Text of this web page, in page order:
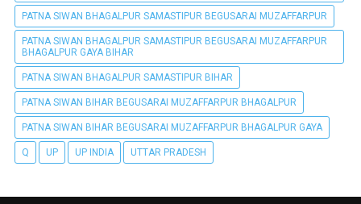
PATNA SIWAN BHAGALPUR SAMASTIPUR BEGUSARAI MUZAFFARPUR
PATNA SIWAN BHAGALPUR SAMASTIPUR BEGUSARAI MUZAFFARPUR
BHAGALPUR GAYA BIHAR
PATNA SIWAN BHAGALPUR SAMASTIPUR BIHAR
PATNA SIWAN BIHAR BEGUSARAI MUZAFFARPUR BHAGALPUR
PATNA SIWAN BIHAR BEGUSARAI MUZAFFARPUR BHAGALPUR GAYA
Q UP UP INDIA UTTAR PRADESH